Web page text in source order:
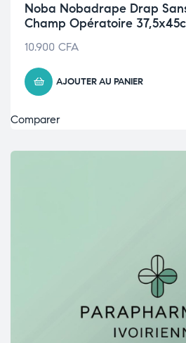
Noba Nobadrape Drap
Champ Opératoire
10.900 CFA
AJOUTER AU PANIER
Comparer